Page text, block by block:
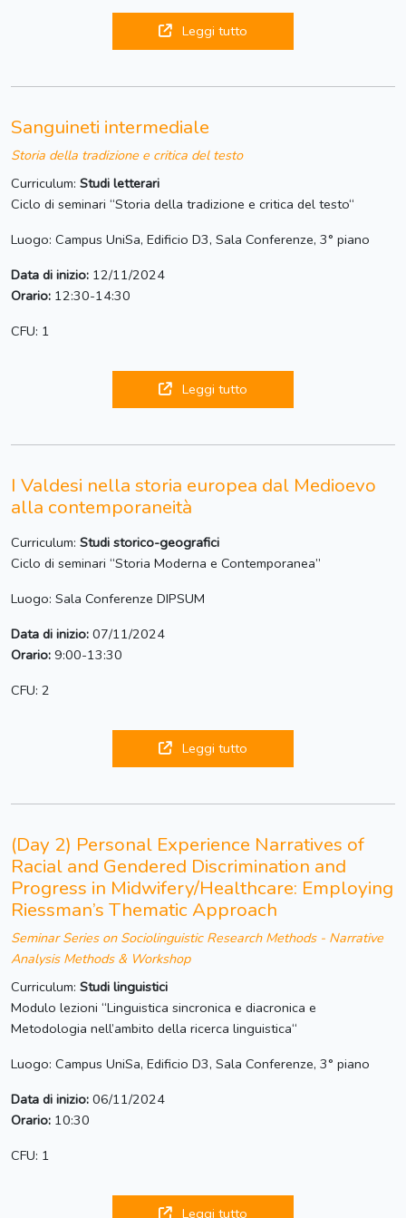
Leggi tutto
Sanguineti intermediale
Storia della tradizione e critica del testo
Curriculum: Studi letterari
Ciclo di seminari “Storia della tradizione e critica del testo“
Luogo: Campus UniSa, Edificio D3, Sala Conferenze, 3° piano
Data di inizio: 12/11/2024
Orario: 12:30-14:30
CFU: 1
Leggi tutto
I Valdesi nella storia europea dal Medioevo
alla contemporaneità
Curriculum: Studi storico-geografici
Ciclo di seminari “Storia Moderna e Contemporanea”
Luogo: Sala Conferenze DIPSUM
Data di inizio: 07/11/2024
Orario: 9:00-13:30
CFU: 2
Leggi tutto
(Day 2) Personal Experience Narratives of
Racial and Gendered Discrimination and
Progress in Midwifery/Healthcare: Employing
Riessman’s Thematic Approach
Seminar Series on Sociolinguistic Research Methods - Narrative
Analysis Methods & Workshop
Curriculum: Studi linguistici
Modulo lezioni “Linguistica sincronica e diacronica e
Metodologia nell’ambito della ricerca linguistica“
Luogo: Campus UniSa, Edificio D3, Sala Conferenze, 3° piano
Data di inizio: 06/11/2024
Orario: 10:30
CFU: 1
Leggi tutto